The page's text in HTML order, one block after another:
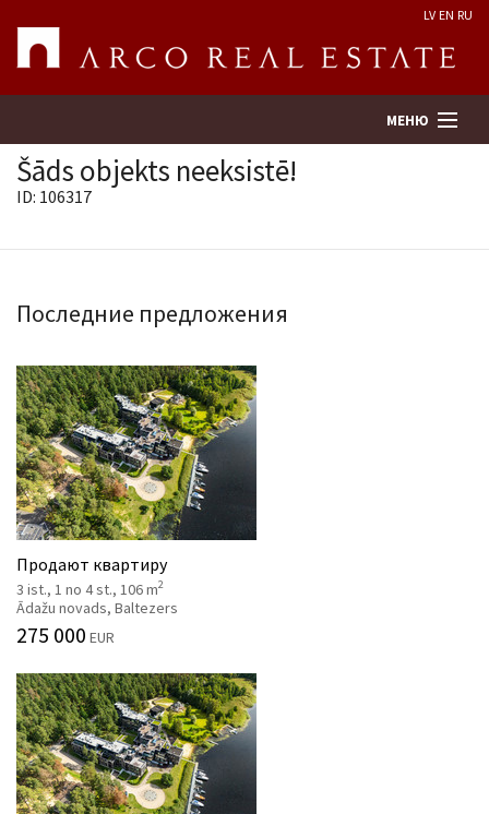
LV EN RU
МЕНЮ
Предприятие
Услуги
Kонтакты
Šāds objekts neeksistē!
ID: 106317
Последние предложения
Продают квартиру
3 ist., 1 no 4 st., 106 m2
Ādažu novads, Baltezers
275 000 EUR